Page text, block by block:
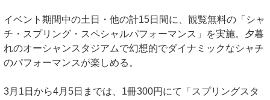
イベント期間中の土日・他の計15日間に、観覧無料の「シャ
チ・スプリング・スペシャルパフォーマンス」を実施。夕暮
れのオーシャンスタジアムで幻想的でダイナミックなシャチ
のパフォーマンスが楽しめる。
3月1日から4月5日までは、1冊300円にて「スプリングスタ